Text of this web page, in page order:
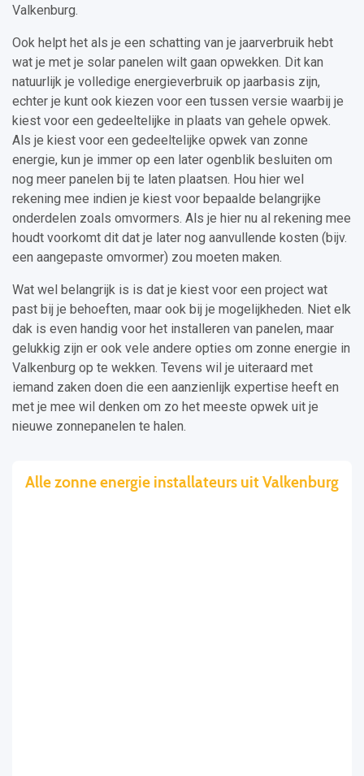
Valkenburg.
Ook helpt het als je een schatting van je jaarverbruik hebt
wat je met je solar panelen wilt gaan opwekken. Dit kan
natuurlijk je volledige energieverbruik op jaarbasis zijn,
echter je kunt ook kiezen voor een tussen versie waarbij je
kiest voor een gedeeltelijke in plaats van gehele opwek.
Als je kiest voor een gedeeltelijke opwek van zonne
energie, kun je immer op een later ogenblik besluiten om
nog meer panelen bij te laten plaatsen. Hou hier wel
rekening mee indien je kiest voor bepaalde belangrijke
onderdelen zoals omvormers. Als je hier nu al rekening mee
houdt voorkomt dit dat je later nog aanvullende kosten (bijv.
een aangepaste omvormer) zou moeten maken.
Wat wel belangrijk is is dat je kiest voor een project wat
past bij je behoeften, maar ook bij je mogelijkheden. Niet elk
dak is even handig voor het installeren van panelen, maar
gelukkig zijn er ook vele andere opties om zonne energie in
Valkenburg op te wekken. Tevens wil je uiteraard met
iemand zaken doen die een aanzienlijk expertise heeft en
met je mee wil denken om zo het meeste opwek uit je
nieuwe zonnepanelen te halen.
Alle zonne energie installateurs uit Valkenburg